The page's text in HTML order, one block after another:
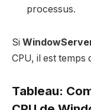
processus.
Si
CPU, il est temps
Tableau: